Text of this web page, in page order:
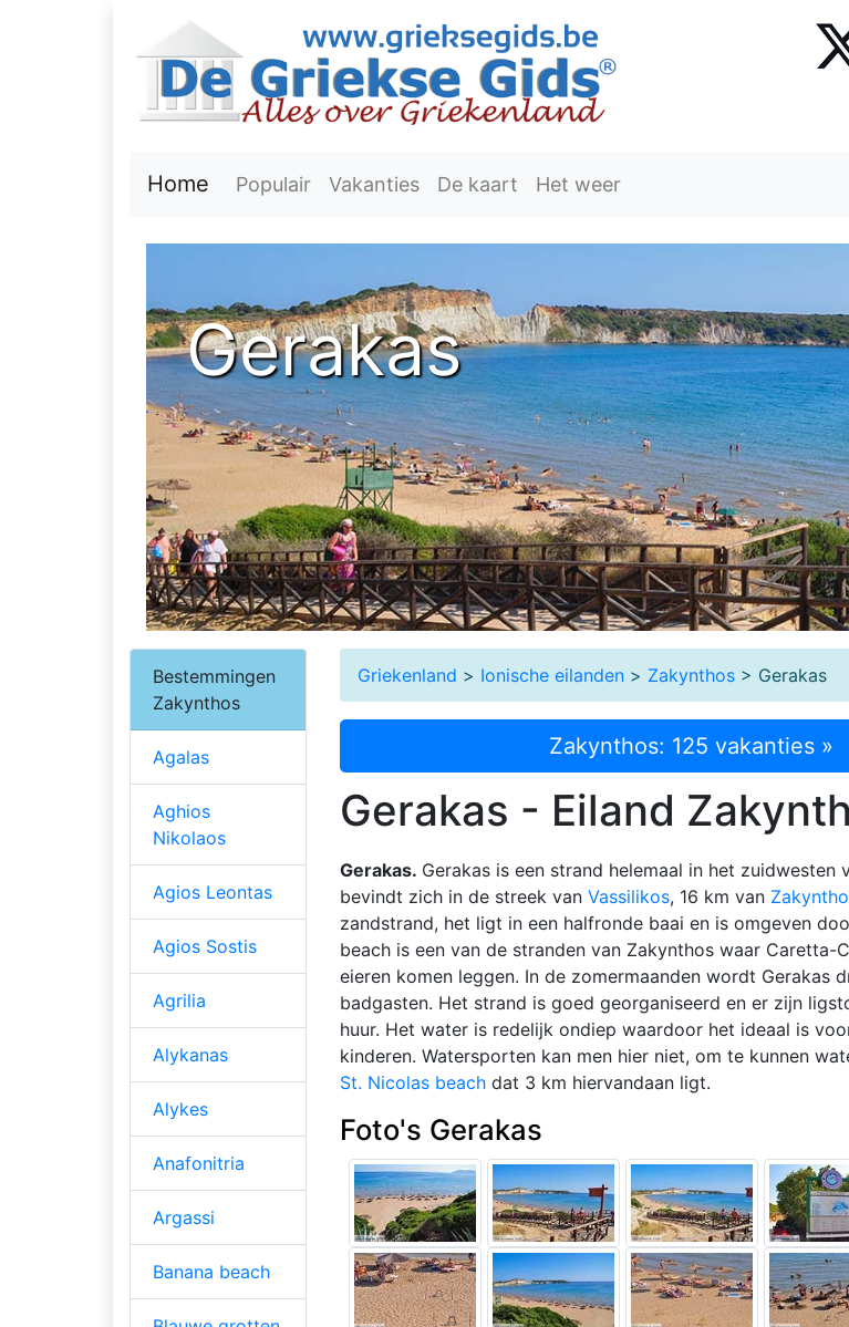
Home Populair Vakanties De kaart Het weer
Gerakas
Griekenland > Ionische eilanden > Zakynthos > Gerakas
Zakynthos: 125 vakanties »
Gerakas - Eiland
Gerakas. Gerakas is een strand helemaal in het zuidwesten
bevindt zich in de streek van Vassilikos, 16 km van
zandstrand, het ligt in een halfronde baai en is omgeven
beach is een van de stranden van Zakynthos waar Caretta-
eieren komen leggen. In de zomermaanden wordt Gerakas
badgasten. Het strand is goed georganiseerd en er zijn
huur. Het water is redelijk ondiep waardoor het ideaal is
kinderen. Watersporten kan men hier niet, om te kunnen
St. Nicolas beach dat 3 km hiervandaan ligt.
Foto's Gerakas
Bestemmingen
Zakynthos
Agalas
Aghios
Nikolaos
Agios Leontas
Agios Sostis
Agrilia
Alykanas
Alykes
Anafonitria
Argassi
Banana beach